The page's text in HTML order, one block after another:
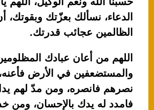
الدعاء، نسألك بعزّتك وبقوتك،
الظالمين عجائب قدرتك.
اللهم من أعان عبادك
والمستضعفين في الأرض
نصرهم فانصره، ومن مدّ لهم
فامدد له يدك بالإحسان، ومن